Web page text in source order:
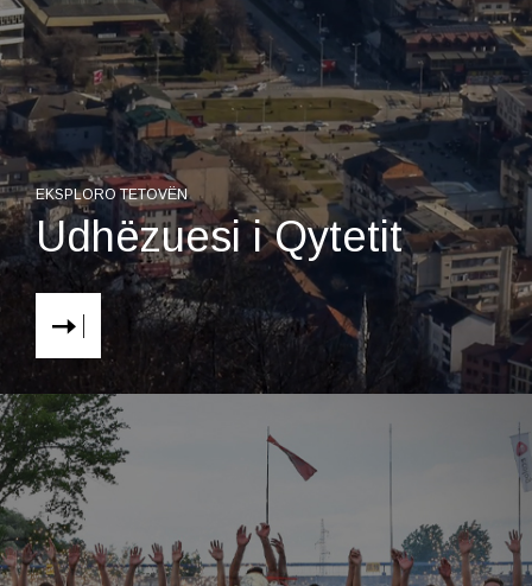
EKSPLORO TETOVËN
Udhëzuesi i Qytetit